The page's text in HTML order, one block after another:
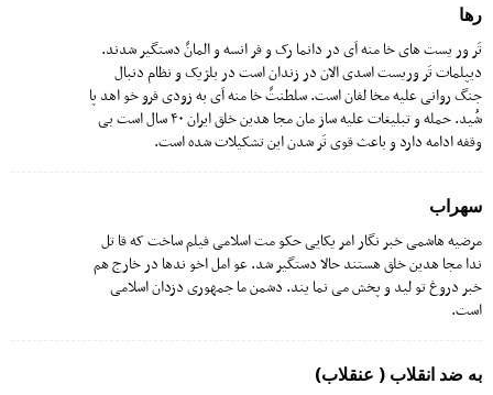
رها
تَر ور یست های خا منه اَی در دانما رک و فر انسه و المانً دستگیر شدند.
دیپلمات تَر وریست اسدی الان در زندان است در بلژیک و نظام دنبال
جنگ روانی علیه مخا لفان است. سلطنتً خا منه اَی به زودی فرو خو اهد پا
شُید. حمله و تبلیغات علیه ساز مان مجا هدین خلق ایران ۴٠ سال است بی
وقفه ادامه دارد و باعث قوی تَر شدن این تشکیلات شده است.
سهراب
مرضیه هاشمی خبر نگار امر یکایی حکو مت اسلامی فیلم ساخت که قا تل
ندا مجا هدین خلق هستند حالا دستگیر شد. عو امل اخو ندها در خارج هم
خبر دروغ تو لید و پخش می نما یند. دشمن ما جمهوری دزدان اسلامی
است.
به ضد انقلاب ( عنقلاب)